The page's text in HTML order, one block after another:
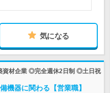
気になる
資材企業 ◎完全週休2日制 ◎土日祝
機器に関わる【営業職】